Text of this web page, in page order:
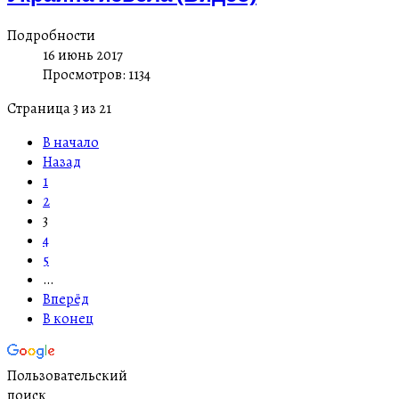
Подробности
16 июнь 2017
Просмотров: 1134
Страница 3 из 21
В начало
Назад
1
2
3
4
5
…
Вперёд
В конец
Пользовательский